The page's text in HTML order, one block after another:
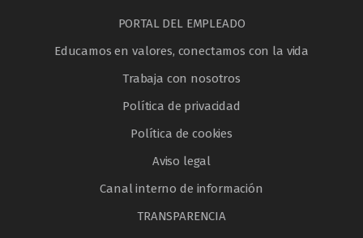
PORTAL DEL EMPLEADO
Educamos en valores, conectamos con la vida
Trabaja con nosotros
Política de privacidad
Política de cookies
Aviso legal
Canal interno de información
TRANSPARENCIA